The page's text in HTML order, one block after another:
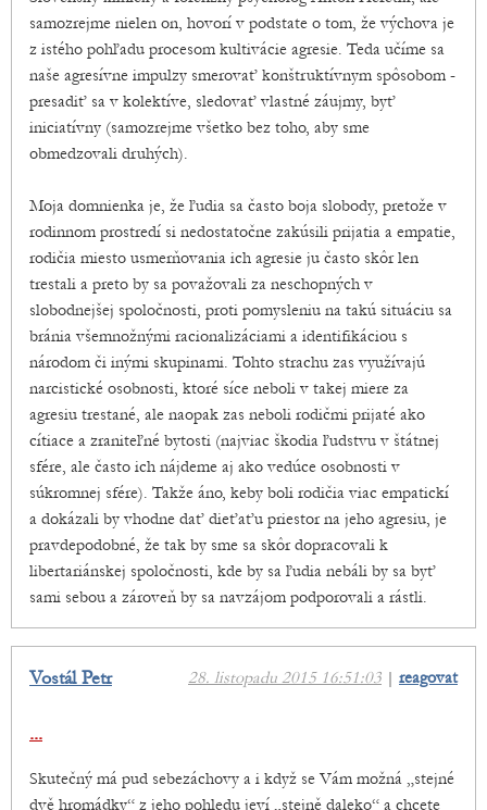
samozrejme nielen on, hovorí v podstate o tom, že výchova je
z istého pohľadu procesom kultivácie agresie. Teda učíme sa
naše agresívne impulzy smerovať konštruktívnym spôsobom -
presadiť sa v kolektíve, sledovať vlastné záujmy, byť
iniciatívny (samozrejme všetko bez toho, aby sme
obmedzovali druhých).
Moja domnienka je, že ľudia sa často boja slobody, pretože v
rodinnom prostredí si nedostatočne zakúsili prijatia a empatie,
rodičia miesto usmerňovania ich agresie ju často skôr len
trestali a preto by sa považovali za neschopných v
slobodnejšej spoločnosti, proti pomysleniu na takú situáciu sa
bránia všemnožnými racionalizáciami a identifikáciou s
národom či inými skupinami. Tohto strachu zas využívajú
narcistické osobnosti, ktoré síce neboli v takej miere za
agresiu trestané, ale naopak zas neboli rodičmi prijaté ako
cítiace a zraniteľné bytosti (najviac škodia ľudstvu v štátnej
sfére, ale často ich nájdeme aj ako vedúce osobnosti v
súkromnej sfére). Takže áno, keby boli rodičia viac empatickí
a dokázali by vhodne dať dieťaťu priestor na jeho agresiu, je
pravdepodobné, že tak by sme sa skôr dopracovali k
libertariánskej spoločnosti, kde by sa ľudia nebáli by sa byť
sami sebou a zároveň by sa navzájom podporovali a rástli.
28. listopadu 2015 16:51:03 | reagovat
Vostál Petr
...
Skutečný má pud sebezáchovy a i když se Vám možná „stejné
dvě hromádky“ z jeho pohledu jeví „stejně daleko“ a chcete